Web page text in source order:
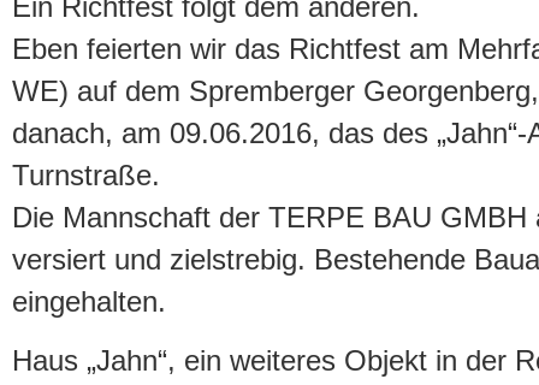
Ein Richtfest folgt dem anderen.
Eben feierten wir das Richtfest am
WE) auf dem Spremberger
danach, am 09.06.2016, das des
Turnstraße.
Die Mannschaft der TERPE BAU GMBH
versiert und zielstrebig. Bestehende
eingehalten.
Haus „Jahn“, ein weiteres Objekt in der